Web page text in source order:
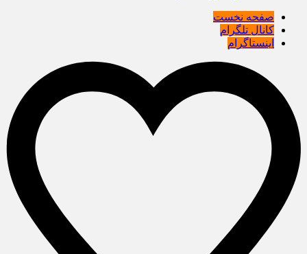
صفحه نخست
کانال تلگرام
اینستاگرام